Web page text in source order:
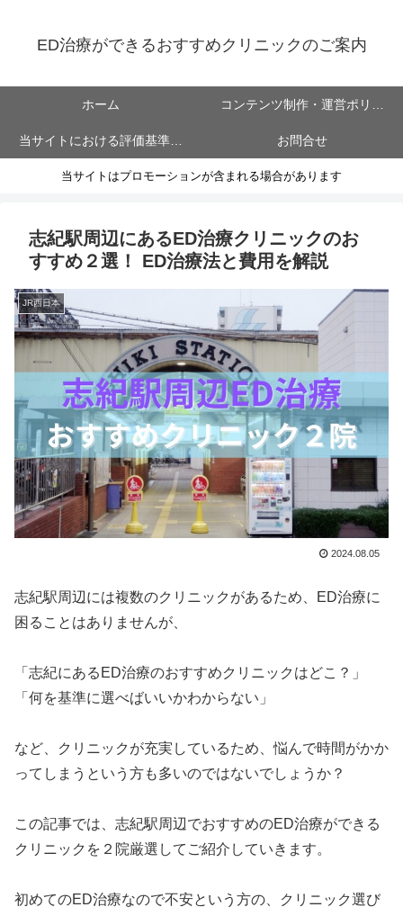
ED治療ができるおすすめクリニックのご案内
ホーム コンテンツ制作・運営ポリシ
ー
当サイトにおける評価基準に
ついて
お問合せ
当サイトはプロモーションが含まれる場合があります
志紀駅周辺にあるED治療クリニックのお
すすめ２選！ ED治療法と費用を解説
JR西日本
2024.08.05
志紀駅周辺には複数のクリニックがあるため、ED治療に
困ることはありませんが、
「志紀にあるED治療のおすすめクリニックはどこ？」
「何を基準に選べばいいかわからない」
など、クリニックが充実しているため、悩んで時間がかか
ってしまうという方も多いのではないでしょうか？
この記事では、志紀駅周辺でおすすめのED治療ができる
クリニックを２院厳選してご紹介していきます。
初めてのED治療なので不安という方の、クリニック選び